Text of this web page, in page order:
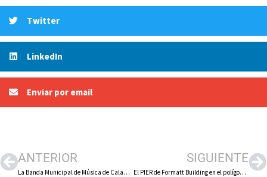
Twitter
LinkedIn
Enviar por email
ANTERIOR
La Banda Municipal de Música de Calahorra, clasificada para el concurso de bandas «Flicorno D’Oro 2025» que se celebra en Italia en abril
SIGUIENTE
El PIER de Formatt Building en el polígono El Recuenco de Calahorra compromete la creación de 125 empleos indefinidos y una inversión de 68,3 millones de euros